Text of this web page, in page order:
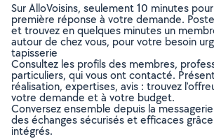
Sur AlloVoisins, seulement 10 minutes
première réponse à votre demande.
et trouvez en quelques minutes un
autour de chez vous, pour votre besoin
tapisserie
Consultez les profils des membres,
particuliers, qui vous ont contacté.
réalisation, expertises, avis : trouvez
votre demande et à votre budget.
Conversez ensemble depuis la
des échanges sécurisés et efficaces
intégrés.